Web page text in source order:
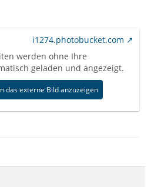
i1274.photobucket.com
werden ohne Ihre
geladen und angezeigt.
das externe Bild anzuzeigen